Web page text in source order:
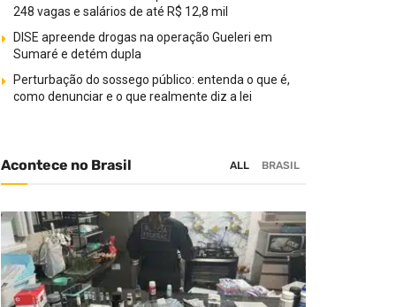
248 vagas e salários de até R$ 12,8 mil
DISE apreende drogas na operação Gueleri em
Sumaré e detém dupla
Perturbação do sossego público: entenda o que é,
como denunciar e o que realmente diz a lei
Acontece no Brasil ALL BRASIL